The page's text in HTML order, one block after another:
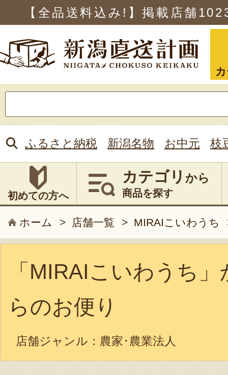
【全品送料込み!】掲載店舗
索:
ふるさと納税 新潟名物 お中元 枝
初めての方へ
カテゴリ から
商品を探す
ホーム > 店舗一覧 > MIRAIこいわうち
「MIRAIこいわうち」
らのお便り
店舗ジャンル： 農家･農業法人